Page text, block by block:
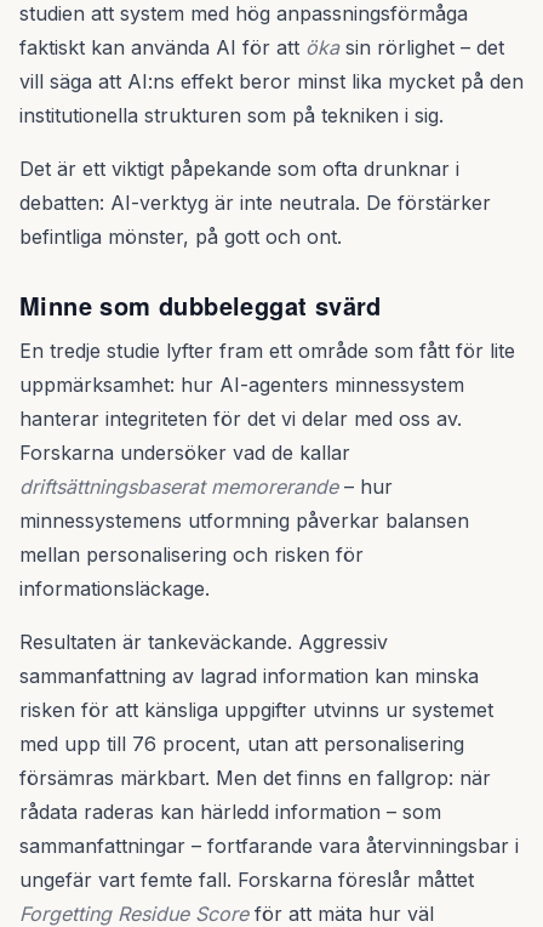
studien att system med hög anpassningsförmåga
faktiskt kan använda AI för att ökasin rörlighet – det
vill säga att AI:ns effekt beror minst lika mycket på den
institutionella strukturen som på tekniken i sig.
Det är ett viktigt påpekande som ofta drunknar i
debatten: AI-verktyg är inte neutrala. De förstärker
befintliga mönster, på gott och ont.
Minne som dubbeleggat svärd
En tredje studie lyfter fram ett område som fått för lite
uppmärksamhet: hur AI-agenters minnessystem
hanterar integriteten för det vi delar med oss av.
Forskarna undersöker vad de kallar
driftsättningsbaserat memorerande– hur
minnessystemens utformning påverkar balansen
mellan personalisering och risken för
informationsläckage.
Resultaten är tankeväckande. Aggressiv
sammanfattning av lagrad information kan minska
risken för att känsliga uppgifter utvinns ur systemet
med upp till 76 procent, utan att personalisering
försämras märkbart. Men det finns en fallgrop: när
rådata raderas kan härledd information – som
sammanfattningar – fortfarande vara återvinningsbar i
ungefär vart femte fall. Forskarna föreslår måttet
Forgetting Residue Scoreför att mäta hur väl